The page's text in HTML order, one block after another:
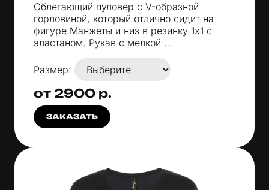
Облегающий пуловер с V-образной
горловиной, который отлично сидит на
фигуре.Манжеты и низ в резинку 1x1 с
эластаном. Рукав с мелкой …
Размер:
от 2900 р.
ЗАКАЗАТЬ